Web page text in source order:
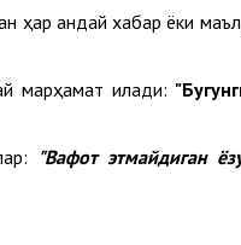
ҳар қандай хабар ёки
марҳамат қилади:
"Вафот этмайдиган